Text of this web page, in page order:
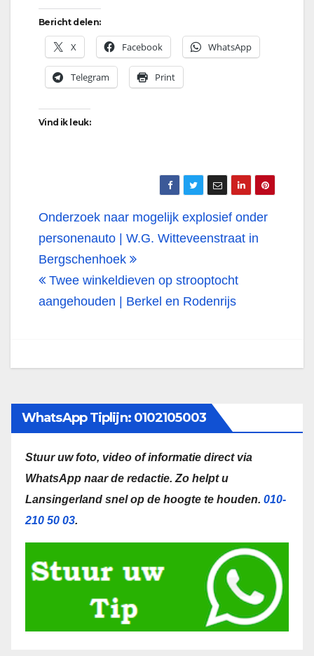
Bericht delen:
X Facebook WhatsApp
Telegram Print
Vind ik leuk:
Bericht
navigatie
Onderzoek naar mogelijk explosief onder
personenauto | W.G. Witteveenstraat in
Bergschenhoek
Twee winkeldieven op strooptocht
aangehouden | Berkel en Rodenrijs
WhatsApp Tiplijn: 0102105003
Stuur uw foto, video of informatie direct via
WhatsApp naar de redactie.Zo helpt u
Lansingerland snel op de hoogte te houden. 010-
210 50 03.